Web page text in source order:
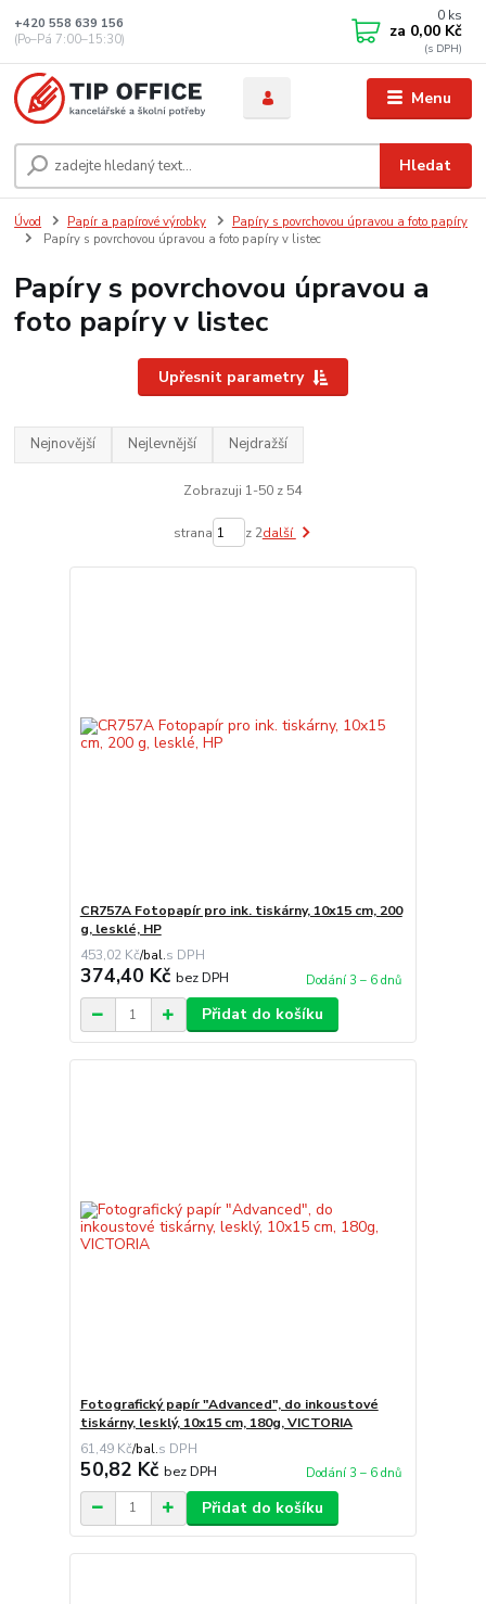
Menu
Hledat
+420 558 639 156
(Po–Pá 7:00–15:30)
0 ks
za 0,00 Kč
Úvod Papír a papírové výrobky
Papíry s povrchovou úpravou a foto papíry
Papíry s povrchovou úpravou a foto papíry v listec
Papíry s povrchovou úpravou a
foto papíry v listec
Upřesnit parametry
Nejnovější Nejlevnější Nejdražší
Zobrazuji 1-50 z 54
strana z 2další
CR757A Fotopapír pro ink. tiskárny, 10x15 cm, 200
g, lesklé, HP
453,02 Kč/bal.
374,40 Kč bez DPH Dodání 3 – 6 dnů
Přidat do košíku
Fotografický papír "Advanced", do inkoustové
tiskárny, lesklý, 10x15 cm, 180g, VICTORIA
61,49 Kč/bal.
50,82 Kč bez DPH Dodání 3 – 6 dnů
Přidat do košíku